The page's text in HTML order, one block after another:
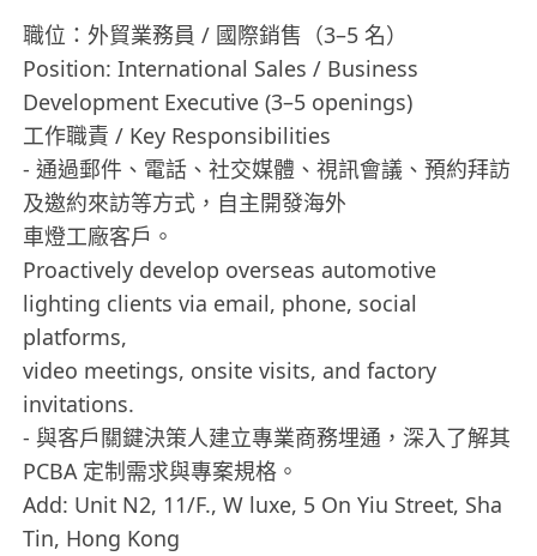
職位：外貿業務員 / 國際銷售（3–5 名）
Position: International Sales / Business
Development Executive (3–5 openings)
工作職責 / Key Responsibilities
- 通過郵件、電話、社交媒體、視訊會議、預約拜訪
及邀約來訪等方式，自主開發海外
車燈工廠客戶。
Proactively develop overseas automotive
lighting clients via email, phone, social
platforms,
video meetings, onsite visits, and factory
invitations.
- 與客戶關鍵決策人建立專業商務埋通，深入了解其
PCBA 定制需求與專案規格。
Add: Unit N2, 11/F., W luxe, 5 On Yiu Street, Sha
Tin, Hong Kong